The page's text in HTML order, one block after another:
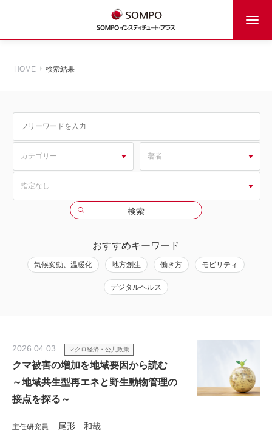
HOME 検索結果
おすすめキーワード
気候変動、温暖化 地方創生 働き方 モビリティ
デジタルヘルス
2026.04.03 マクロ経済・公共政策
クマ被害の増加を地域要因から読む
～地域共生型再エネと野生動物管理の
接点を探る～
主任研究員 尾形 和哉